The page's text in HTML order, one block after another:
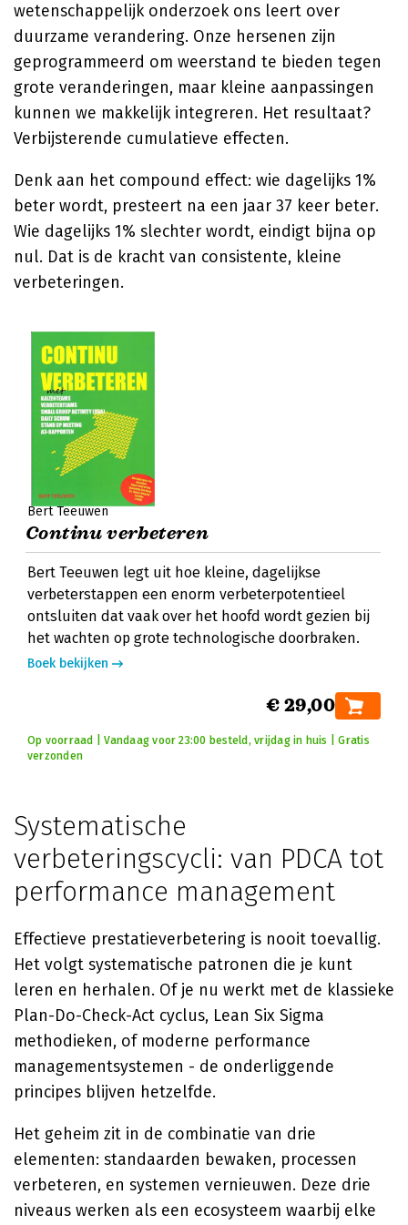
wetenschappelijk onderzoek ons leert over
duurzame verandering. Onze hersenen zijn
geprogrammeerd om weerstand te bieden tegen
grote veranderingen, maar kleine aanpassingen
kunnen we makkelijk integreren. Het resultaat?
Verbijsterende cumulatieve effecten.
Denk aan het compound effect: wie dagelijks 1%
beter wordt, presteert na een jaar 37 keer beter.
Wie dagelijks 1% slechter wordt, eindigt bijna op
nul. Dat is de kracht van consistente, kleine
verbeteringen.
Bert Teeuwen
Continu verbeteren
Bert Teeuwen legt uit hoe kleine, dagelijkse
verbeterstappen een enorm verbeterpotentieel
ontsluiten dat vaak over het hoofd wordt gezien bij
het wachten op grote technologische doorbraken.
Boek bekijken
€ 29,00
Op voorraad | Vandaag voor 23:00 besteld, vrijdag in huis | Gratis
verzonden
Systematische
verbeteringscycli: van PDCA tot
performance management
Effectieve prestatieverbetering is nooit toevallig.
Het volgt systematische patronen die je kunt
leren en herhalen. Of je nu werkt met de klassieke
Plan-Do-Check-Act cyclus, Lean Six Sigma
methodieken, of moderne performance
managementsystemen - de onderliggende
principes blijven hetzelfde.
Het geheim zit in de combinatie van drie
elementen: standaarden bewaken, processen
verbeteren, en systemen vernieuwen. Deze drie
niveaus werken als een ecosysteem waarbij elke